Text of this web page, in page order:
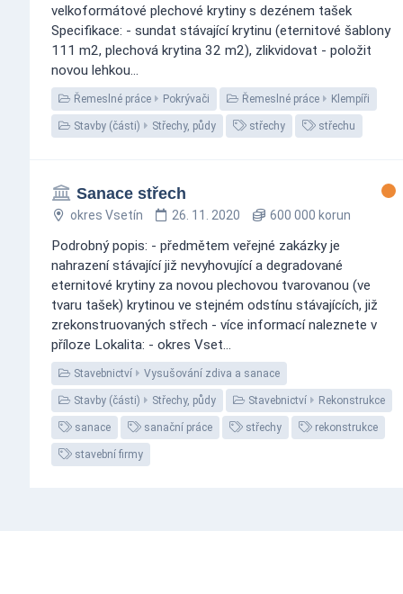
velkoformátové plechové krytiny s dezénem tašek
Specifikace: - sundat stávající krytinu (eternitové šablony
111 m2, plechová krytina 32 m2), zlikvidovat - položit
novou lehkou...
Řemeslné práce Pokrývači Řemeslné práce Klempíři
Stavby (části) Střechy, půdy střechy střechu
Sanace střech
okres Vsetín 26. 11. 2020 600 000 korun
Podrobný popis: - předmětem veřejné zakázky je
nahrazení stávající již nevyhovující a degradované
eternitové krytiny za novou plechovou tvarovanou (ve
tvaru tašek) krytinou ve stejném odstínu stávajících, již
zrekonstruovaných střech - více informací naleznete v
příloze Lokalita: - okres Vset...
Stavebnictví Vysušování zdiva a sanace
Stavby (části) Střechy, půdy Stavebnictví Rekonstrukce
sanace sanační práce střechy rekonstrukce
stavební firmy